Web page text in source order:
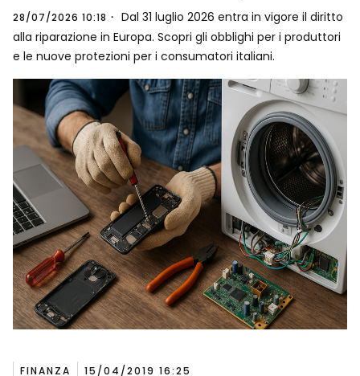
28/07/2026 10:18
Dal 31 luglio 2026 entra in vigore il diritto
alla riparazione in Europa. Scopri gli obblighi per i produttori
e le nuove protezioni per i consumatori italiani.
FINANZA 15/04/2019 16:25